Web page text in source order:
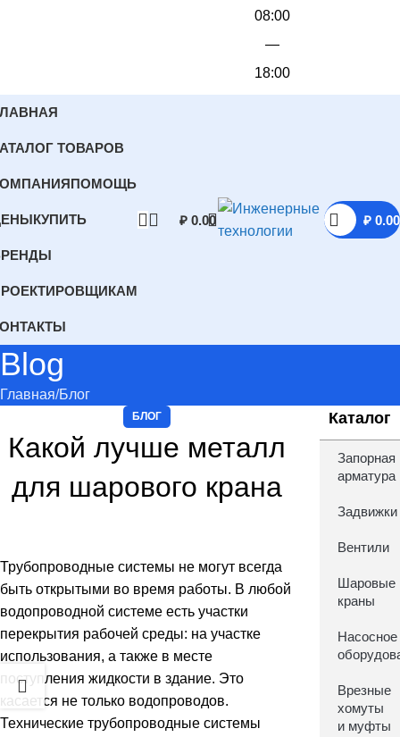
08:00
—
18:00
ТОВАРОВ
ПОМОЩЬ
КУПИТЬ ₽ 0.00 ₽ 0.00
Blog
Главная Блог
БЛОГ
Какой лучше металл
для шарового крана
Трубопроводные системы не могут всегда
быть открытыми во время работы. В любой
водопроводной системе есть участки
перекрытия рабочей среды: на участке
использования, а также в месте
поступления жидкости в здание. Это
касается не только водопроводов.
Технические трубопроводные системы
Каталог
Запорная
арматура
Задвижки
Вентили
Шаровые
краны
Насосное
Врезные
хомуты
и муфты